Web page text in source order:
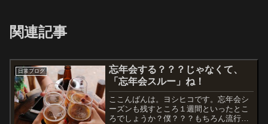
関連記事
日常ブログ
忘年会する？？？じゃなくて、
「忘年会スルー」ね！
ここんばんは。ヨシヒコです。忘年会シ
ーズンも残すところ１週間といったとこ
ろでしょうか？僕？？？もちろん流行に